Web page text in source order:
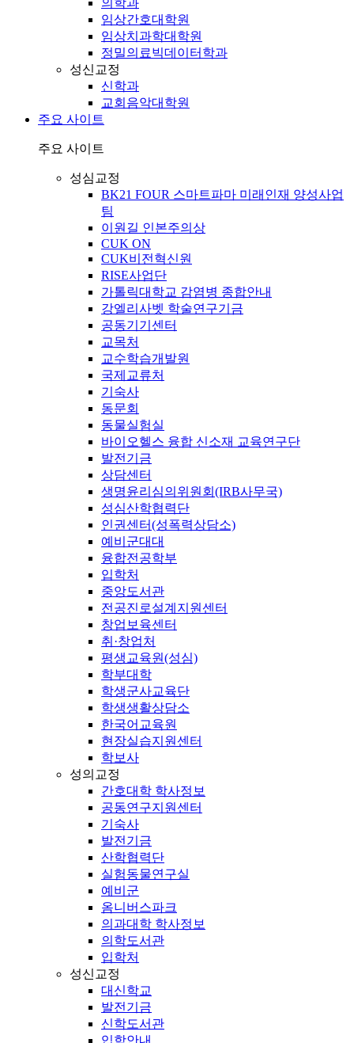
의학과
임상간호대학원
임상치과학대학원
정밀의료빅데이터학과
성신교정
신학과
교회음악대학원
주요 사이트
주요 사이트
성심교정
BK21 FOUR 스마트파마 미래인재 양성사업
팀
이원길 인본주의상
CUK ON
CUK비전혁신원
RISE사업단
가톨릭대학교 감염병 종합안내
강엘리사벳 학술연구기금
공동기기센터
교목처
교수학습개발원
국제교류처
기숙사
동문회
동물실험실
바이오헬스 융합 신소재 교육연구단
발전기금
상담센터
생명윤리심의위원회(IRB사무국)
성심산학협력단
인권센터(성폭력상담소)
예비군대대
융합전공학부
입학처
중앙도서관
전공진로설계지원센터
창업보육센터
취·창업처
평생교육원(성심)
학부대학
학생군사교육단
학생생활상담소
한국어교육원
현장실습지원센터
학보사
성의교정
간호대학 학사정보
공동연구지원센터
기숙사
발전기금
산학협력단
실험동물연구실
예비군
옴니버스파크
의과대학 학사정보
의학도서관
입학처
성신교정
대신학교
발전기금
신학도서관